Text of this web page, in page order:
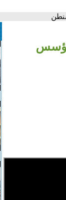
يؤسس